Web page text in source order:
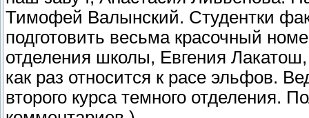
Тимофей Валынский. Студентки
подготовить весьма красочный
отделения школы, Евгения
как раз относится к расе эльфов.
второго курса темного отделения.